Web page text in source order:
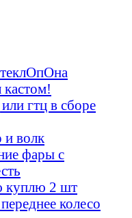
гтц в сборе
и волк
фары с
куплю 2 шт
колесо